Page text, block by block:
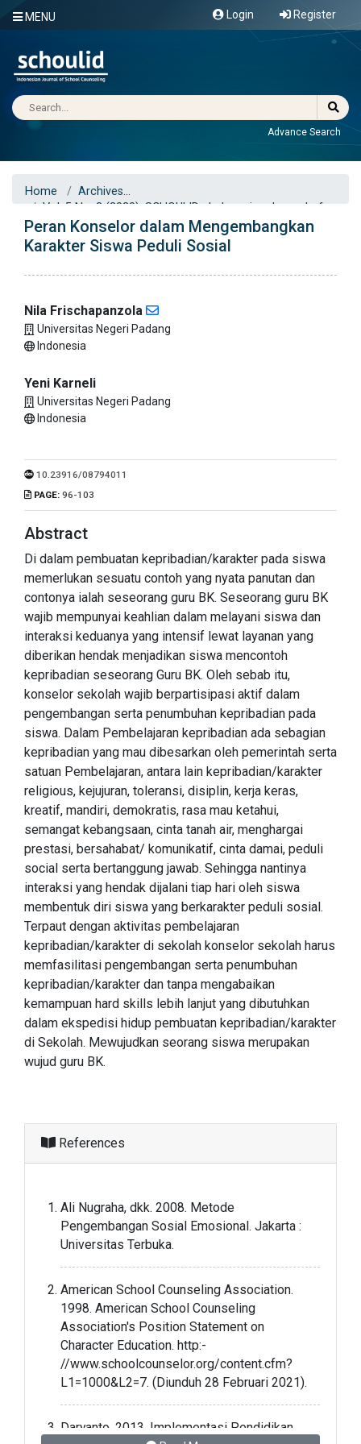
MENU Login Register
Advance Search
Home
Archives
Vol. 5 No. 3 (2020): SCHOULID : Indonesian Journal of
School Counseling
Articles
Peran Konselor dalam Mengembangkan
Karakter Siswa Peduli Sosial
Nila Frischapanzola
Universitas Negeri Padang
Indonesia
Yeni Karneli
Universitas Negeri Padang
Indonesia
10.23916/08794011
PAGE: 96-103
Abstract
Di dalam pembuatan kepribadian/karakter pada siswa
memerlukan sesuatu contoh yang nyata panutan dan
contonya ialah seseorang guru BK. Seseorang guru BK
wajib mempunyai keahlian dalam melayani siswa dan
interaksi keduanya yang intensif lewat layanan yang
diberikan hendak menjadikan siswa mencontoh
kepribadian seseorang Guru BK. Oleh sebab itu,
konselor sekolah wajib berpartisipasi aktif dalam
pengembangan serta penumbuhan kepribadian pada
siswa. Dalam Pembelajaran kepribadian ada sebagian
kepribadian yang mau dibesarkan oleh pemerintah serta
satuan Pembelajaran, antara lain kepribadian/karakter
religious, kejujuran, toleransi, disiplin, kerja keras,
kreatif, mandiri, demokratis, rasa mau ketahui,
semangat kebangsaan, cinta tanah air, menghargai
prestasi, bersahabat/ komunikatif, cinta damai, peduli
social serta bertanggung jawab. Sehingga nantinya
interaksi yang hendak dijalani tiap hari oleh siswa
membentuk diri siswa yang berkarakter peduli sosial.
Terpaut dengan aktivitas pembelajaran
kepribadian/karakter di sekolah konselor sekolah harus
memfasilitasi pengembangan serta penumbuhan
kepribadian/karakter dan tanpa mengabaikan
kemampuan hard skills lebih lanjut yang dibutuhkan
dalam ekspedisi hidup pembuatan kepribadian/karakter
di Sekolah. Mewujudkan seorang siswa merupakan
wujud guru BK.
References
Ali Nugraha, dkk. 2008. Metode
Pengembangan Sosial Emosional. Jakarta :
Universitas Terbuka.
American School Counseling Association.
1998. American School Counseling
Association's Position Statement on
Character Education. http:-
//www.schoolcounselor.org/content.cfm?
L1=1000&L2=7. (Diunduh 28 Februari 2021).
Daryanto. 2013. Implementasi Pendidikan